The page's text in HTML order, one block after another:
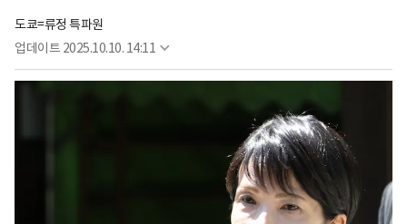
도쿄=류정 특파원
업데이트 2025.10.10. 14:11